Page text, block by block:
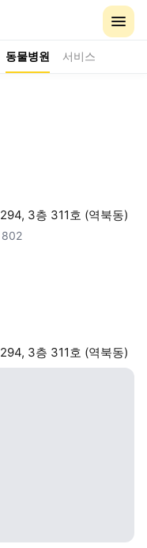
동물병원 서비스
3층 311호 (역북동)
802
3층 311호 (역북동)